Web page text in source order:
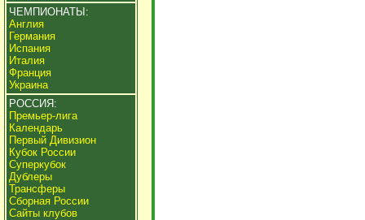
ЧЕМПИОНАТЫ:
Англия
Германия
Испания
Италия
Франция
Украина
РОССИЯ:
Премьер-лига
Календарь
Первый Дивизион
Кубок России
Суперкубок
Дублеры
Трансферы
Сборная России
Сайты клубов